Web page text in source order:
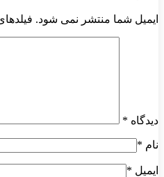
ایمیل شما منتشر نمی شود.
دیدگاه *
نام *
ایمیل *